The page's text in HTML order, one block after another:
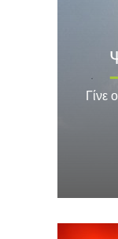
Γίνε